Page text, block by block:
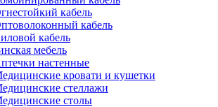
кабель
кабель
кабель
мебель
настенные
кровати и кушетки
стеллажи
столы